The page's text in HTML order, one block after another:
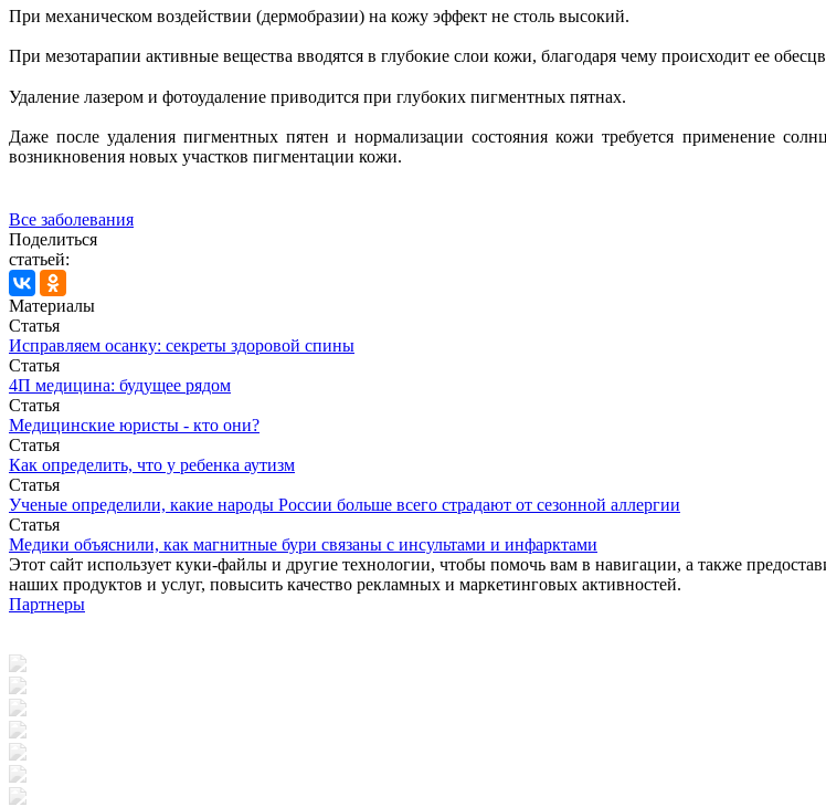
При механическом воздействии (дермобразии) на кожу эффект не столь высокий.
При мезотарапии активные вещества вводятся в глубокие слои кожи, благодаря чему происходит ее
Удаление лазером и фотоудаление приводится при глубоких пигментных пятнах.
Даже после удаления пигментных пятен и нормализации состояния кожи требуется применение
возникновения новых участков пигментации кожи.
Все заболевания
Поделиться
статьей:
Материалы
Статья
Исправляем осанку: секреты здоровой спины
Статья
4П медицина: будущее рядом
Статья
Медицинские юристы - кто они?
Статья
Как определить, что у ребенка аутизм
Статья
Ученые определили, какие народы России больше всего страдают от сезонной аллергии
Статья
Медики объяснили, как магнитные бури связаны с инсультами и инфарктами
Этот сайт использует куки-файлы и другие технологии, чтобы помочь вам в навигации, а также
наших продуктов и услуг, повысить качество рекламных и маркетинговых активностей.
Партнеры